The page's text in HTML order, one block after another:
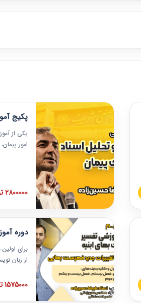
پکیج
یکی از
امور
عملی در
2800000 تومان
دوره
برای
از زبان
تصویری
فهرست
1575000 تومان